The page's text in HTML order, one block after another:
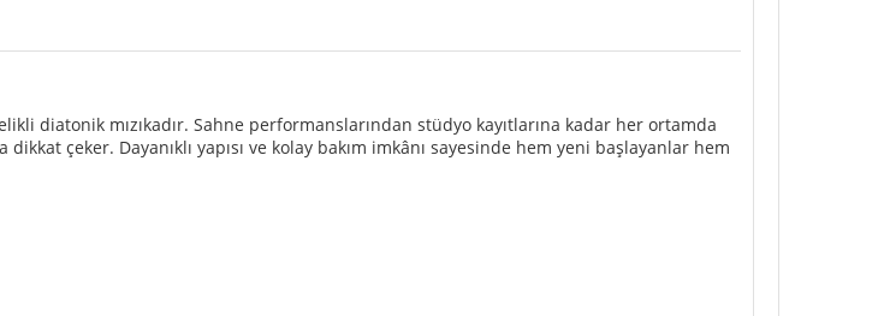
diatonik mızıkadır. Sahne performanslarından stüdyo kayıtlarına kadar her ortamda
çeker. Dayanıklı yapısı ve kolay bakım imkânı sayesinde hem yeni başlayanlar hem